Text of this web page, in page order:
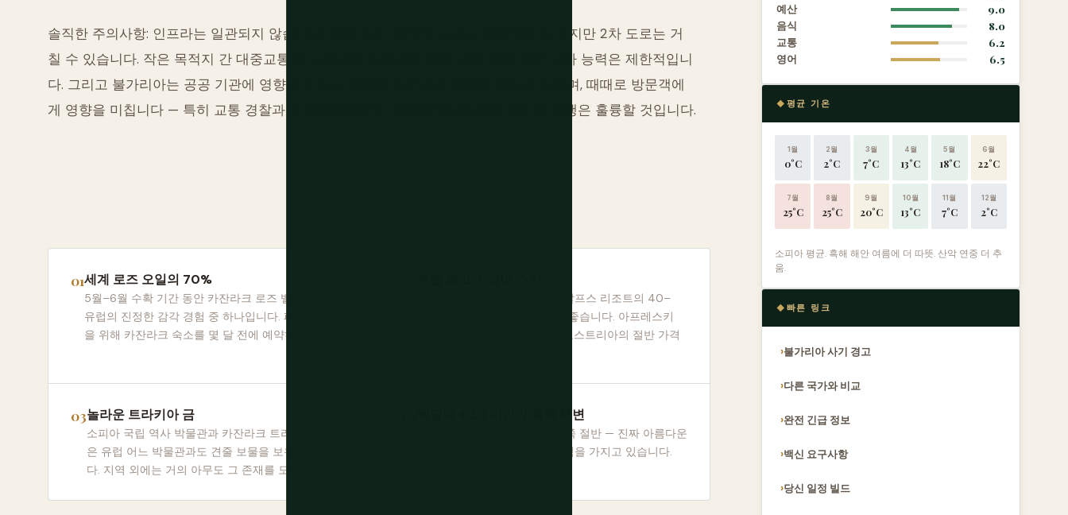
솔직한 주의사항: 인프라는 일관되지 않습니다. 주요 도시 간 주요 도로는 일반적으로 좋지만 2차 도로는 거
칠 수 있습니다. 작은 목적지 간 대중교통은 느립니다. 소피아와 관광 구역 외의 영어 구사 능력은 제한적입니
다. 그리고 불가리아는 공공 기관에 영향을 미치는 부패와 거버넌스 문제를 가지고 있으며, 때때로 방문객에
게 영향을 미칩니다 — 특히 교통 경찰과의 상호작용에서. 적절한 인내심으로 오시면 여행은 훌륭할 것입니다.
세계 로즈 오일의 70%
5월–6월 수확 기간 동안 카잔라크 로즈 밸리의 새벽은
유럽의 진정한 감각 경험 중 하나입니다. 페스티벌 주말
을 위해 카잔라크 숙소를 몇 달 전에 예약하세요.
반스코 리프트 패스는 동등한 알프스 리조트의 40–
50% 비용입니다. 스키는 진짜 좋습니다. 아프레스키
타운은 매력적입니다. 음식은 오스트리아의 절반 가격
놀라운 트라키아 금
소피아 국립 역사 박물관과 카잔라크 트라키아 미술관
은 유럽 어느 박물관과도 견줄 보물을 보유하고 있습니
다. 지역 외에는 거의 아무도 그 존재를 모릅니다.
박달나 €20 미만의 흑해 해변
불가리아 흑해 해안 — 특히 북쪽 절반 — 진짜 아름다운
해변과 다른 10년대의 숙소 가격을 가지고 있습니다.
예산
9.0
음식
8.0
교통
6.2
영어
6.5
평균 기온
1월
0°C
2월
2°C
3월
7°C
4월
13°C
5월
18°C
6월
22°C
7월
25°C
8월
25°C
9월
20°C
10월
13°C
11월
7°C
12월
2°C
소피아 평균. 흑해 해안 여름에 더 따뜻. 산악 연중 더 추
움.
빠른 링크
불가리아 사기 경고
다른 국가와 비교
완전 긴급 정보
백신 요구사항
당신 일정 빌드